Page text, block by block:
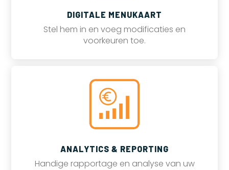
DIGITALE MENUKAART
Stel hem in en voeg modificaties en
voorkeuren toe.
ANALYTICS & REPORTING
Handige rapportage en analyse van uw